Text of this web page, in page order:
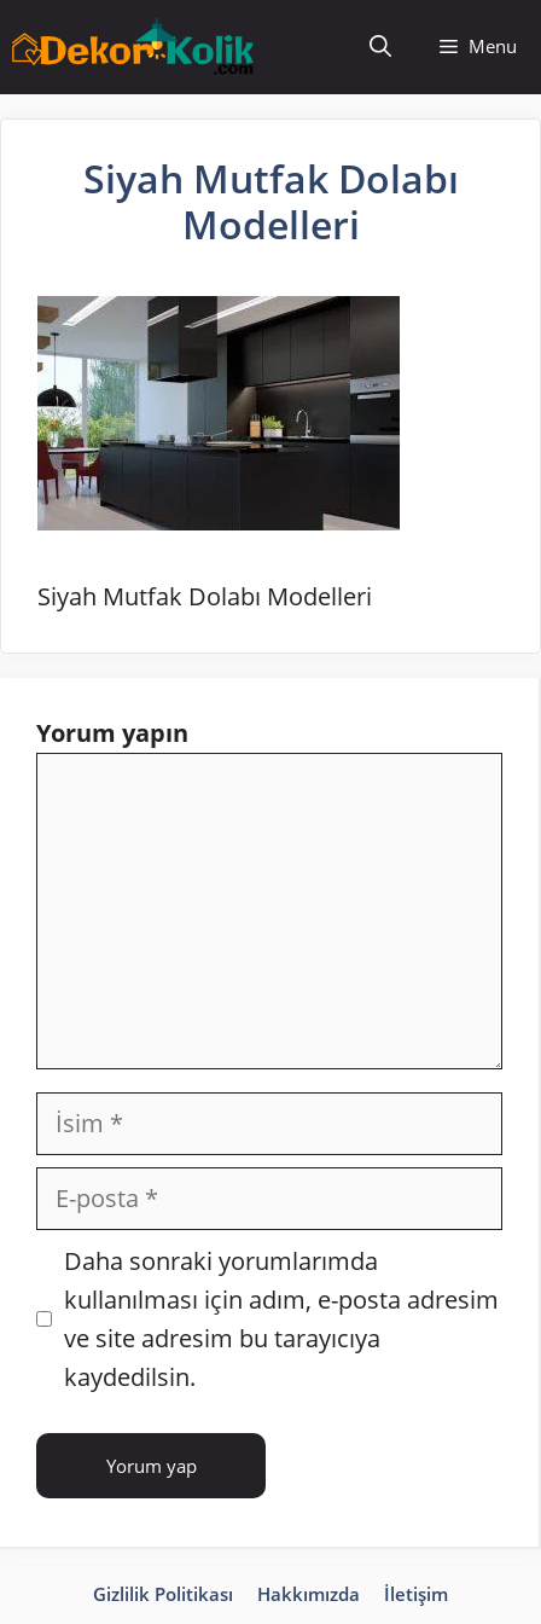
atla
Menu
Siyah Mutfak Dolabı
Modelleri
Siyah Mutfak Dolabı Modelleri
Yorum yapın
İsim
posta
İnternet
sitesi
Daha sonraki yorumlarımda
kullanılması için adım, e-posta adresim
ve site adresim bu tarayıcıya
kaydedilsin.
Gizlilik Politikası Hakkımızda İletişim